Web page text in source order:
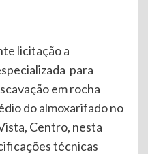
licitação a
para
em rocha
do almoxarifado no
Centro, nesta
técnicas